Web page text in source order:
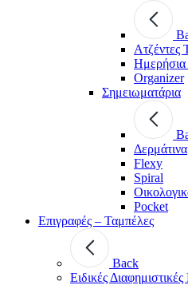
Ατζέντες
Ημερήσια
Organizer
Σημειωματάρια
Δερμάτινα
Flexy
Spiral
Pocket
Επιγραφές – Ταμπέλες
Back
Ειδικές